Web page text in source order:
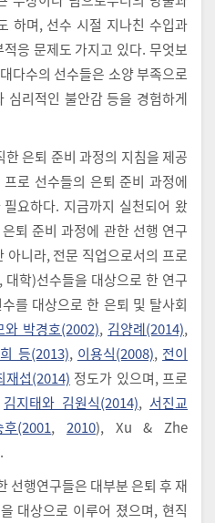
하며, 선수 시절 지나친 수입과
응 문제도 가지고 있다. 무엇보
다수의 선수들은 소양 부족으로
심리적인 불안감 등을 경험하게
은퇴 준비 과정의 지침을 제공
로 선수들의 은퇴 준비 과정에
요하다. 지금까지 실천되어 왔
퇴 준비 과정에 관한 선행 연구
아니라, 전문 직업으로서의 프로
학)선수들을 대상으로 한 연구
를 대상으로 한 은퇴 및 탈사회
와 박경호(2002), 김양례(2014),
등(2013), 이용식(2008), 전이
재섭(2014) 정도가 있으며, 프로
김지태와 김원식(2014), 서진교
후(2001,2010), Xu & Zhe
선행연구들은 대부분 은퇴 후 재
대상으로 이루어 졌으며, 현직